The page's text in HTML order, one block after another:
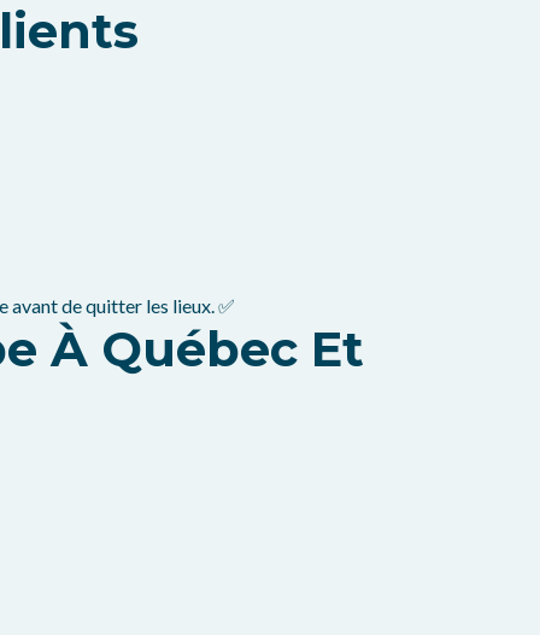
avant de quitter les lieux. ✅
À Québec Et